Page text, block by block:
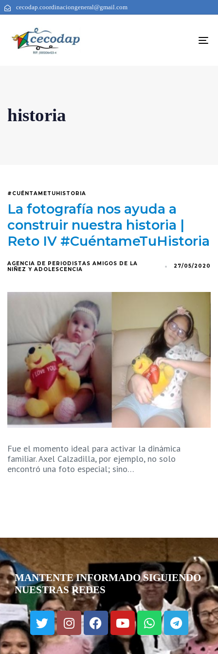
cecodap.coordinaciongeneral@gmail.com
historia
#CUÉNTAMETUHISTORIA
La fotografía nos ayuda a
construir nuestra historia |
Reto IV #CuéntameTuHistoria
AGENCIA DE PERIODISTAS AMIGOS DE LA
NIÑEZ Y ADOLESCENCIA
27/05/2020
Fue el momento ideal para activar la dinámica
familiar. Axel Calzadilla, por ejemplo, no solo
encontró una foto especial; sino…
MANTENTE INFORMADO SIGUIENDO
NUESTRAS REDES